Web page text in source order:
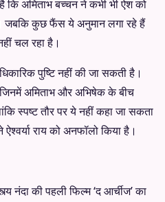
कि अमिताभ बच्चन ने कभी भी ऐश को
जबकि कुछ फैंस ये अनुमान लगा रहे हैं
चल रहा है।
पुष्टि नहीं की जा सकती है।
अमिताभ और अभिषेक के बीच
स्पष्ट तौर पर ये नहीं कहा जा सकता
राय को अनफॉलो किया है।
नंदा की पहली फिल्म ‘द आर्चीज’ का